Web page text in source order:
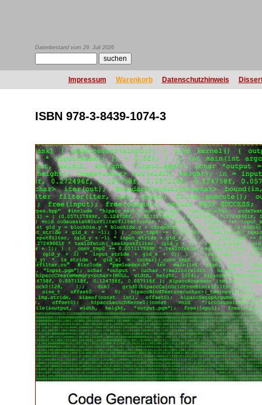
Datenbestand vom 29. Juli 2026
Impressum Warenkorb Datenschutzhinweis
ISBN 978-3-8439-1074-3